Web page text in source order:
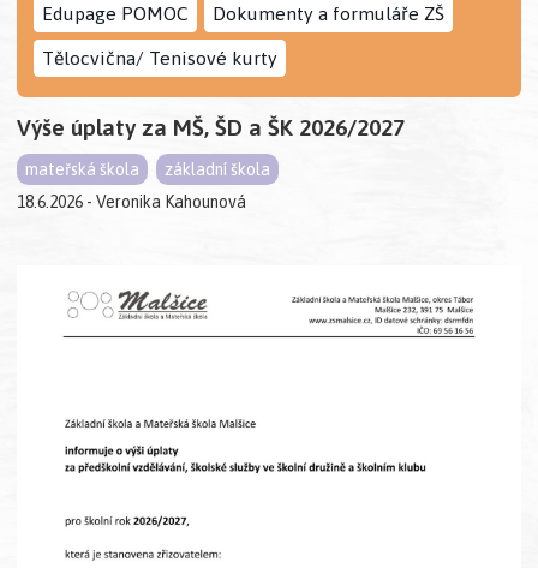
Edupage POMOC Dokumenty a formuláře ZŠ
Tělocvična/ Tenisové kurty
Výše úplaty za MŠ, ŠD a ŠK 2026/2027
mateřská škola
základní škola
18.6.2026 - Veronika Kahounová